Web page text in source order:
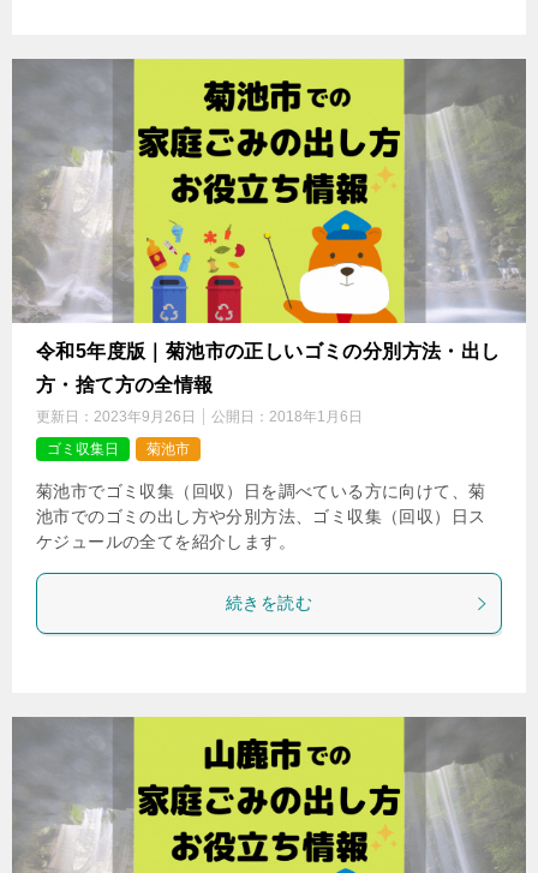
令和5年度版｜菊池市の正しいゴミの分別方法・出し
方・捨て方の全情報
更新日： 2023年9月26日 公開日： 2018年1月6日
ゴミ収集日
菊池市
菊池市でゴミ収集（回収）日を調べている方に向けて、菊
池市でのゴミの出し方や分別方法、ゴミ収集（回収）日ス
ケジュールの全てを紹介します。
続きを読む